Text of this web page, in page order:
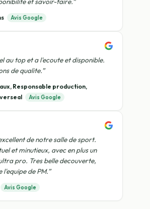
Avis Google
au top et a l'ecoute et disponible.
de qualite.”
Responsable production,
Avis Google
de notre salle de sport.
et minutieux, avec en plus un
pro. Tres belle decouverte,
de PM.”
Avis Google